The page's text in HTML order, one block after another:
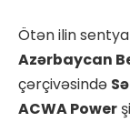
Ötən ilin
Azərbaycan
çərçivəsində
ACWA Power